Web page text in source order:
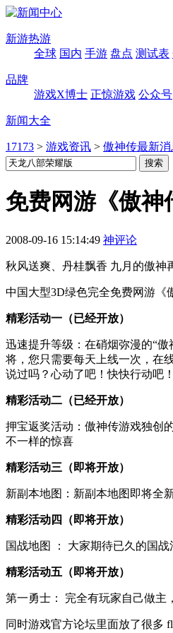
新游热游
全球 国内 手游 盘点 测试表
品牌
游戏X博士 正惊游戏 公众号
新闻大全
17173 > 游戏资讯 > 傲神传最新消
免费网游《傲神
2008-09-16 15:14:49 神评论
秋风送爽、丹桂飘香 九月的傲神
中国大型3D绿色完全免费网游《
精彩活动一（已经开放）
迅速提升等级：在硝烟弥漫的“
将，您只需要每天上线一次，在
说过吗？心动了吧！快快行动吧！
精彩活动二（已经开放）
押宝返奖活动：傲神传游戏独创
不一样的惊喜
精彩活动三（即将开放）
新副本地图：新副本地图即将全
精彩活动四（即将开放）
国战地图 ： 大家期待已久的国
精彩活动五（即将开放）
第一勇士： 完全有玩家自己做主
同时游戏官方论坛里面放了很多